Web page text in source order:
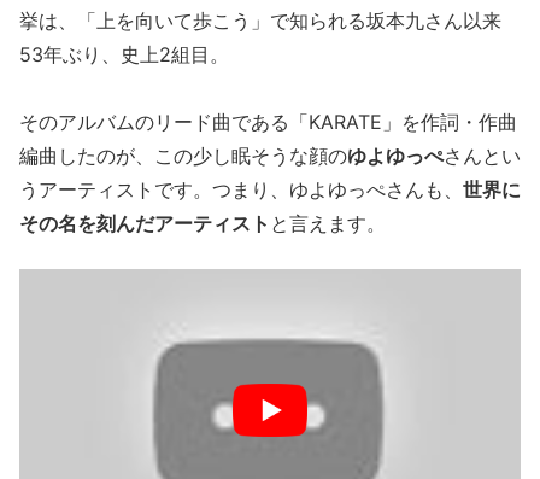
挙は、「上を向いて歩こう」で知られる坂本九さん以来
53年ぶり、史上2組目。
そのアルバムのリード曲である「KARATE」を作詞・作曲
編曲したのが、この少し眠そうな顔のゆよゆっぺさんとい
うアーティストです。つまり、ゆよゆっぺさんも、 世界に
その名を刻んだアーティスト と言えます。